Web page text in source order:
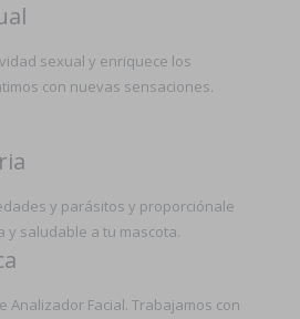
sexual y enriquece los
con nuevas sensaciones.
y parásitos y proporciónale
y saludable a tu mascota.
Analizador Facial. Trabajamos con